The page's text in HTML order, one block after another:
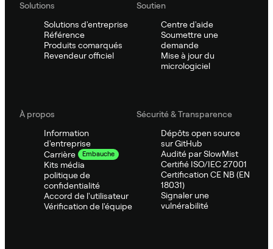
Solutions
Solutions d'entreprise
Référence
Produits comarqués
Revendeur officiel
Soutien
Centre d'aide
Soumettre une
demande
Mise à jour du
micrologiciel
À propos
Information
d'entreprise
Carrière
Embauche
Kits média
politique de
confidentialité
Accord de l'utilisateur
Vérification de l'équipe
Sécurité & Transparence
Dépôts open source
sur GitHub
Audité par SlowMist
Certifié ISO/IEC 27001
Certification CE NB (EN
18031)
Signaler une
vulnérabilité